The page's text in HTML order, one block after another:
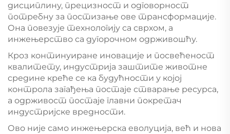
дисциплину, прецизност и одговорност
потребну за постизање ове трансформације.
Она повезује технологију са сврхом, а
инжењерство са дугорочном одрживошћу.
Кроз континуиране иновације и посвећеност
квалитету, индустрија заштите животне
средине креће се ка будућности у којој
контрола загађења постаје стварање ресурса,
а одрживост постаје главни покретач
индустријске вредности.
Ово није само инжењерска еволуција, већ и нова